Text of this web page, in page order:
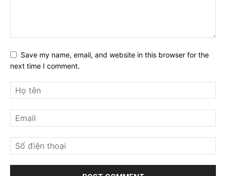
Save my name, email, and website in this browser for the
next time I comment.